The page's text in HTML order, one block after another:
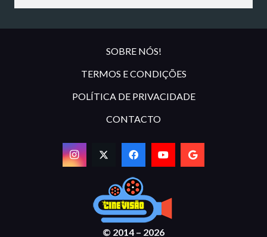
SOBRE NÓS!
TERMOS E CONDIÇÕES
POLÍTICA DE PRIVACIDADE
CONTACTO
© 2014 – 2026